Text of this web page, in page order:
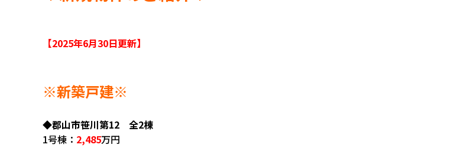
【2025年6月30日更新】
※新築戸建※
◆郡山市笹川第12 全2棟
1号棟： 2,485万円